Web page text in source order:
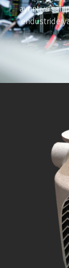
ayrıntıya
endüstride